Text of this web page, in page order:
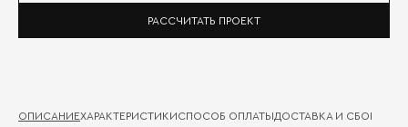
РАССЧИТАТЬ ПРОЕКТ
ОПИСАНИЕХАРАКТЕРИСТИКИСПОСОБ ОПЛАТЫДОСТАВКА И СБОРКА